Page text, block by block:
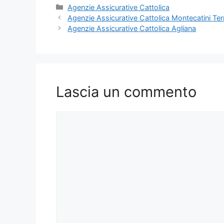
Categorie
Agenzie Assicurative Cattolica
Agenzie Assicurative Cattolica Montecatini
Agenzie Assicurative Cattolica Agliana
Lascia un commento